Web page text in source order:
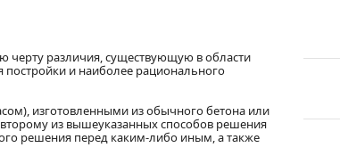
черту различия, существующую в области
и наиболее рационального
изготовленными из обычного бетона или
из вышеуказанных способов решения
решения перед каким-либо иным, а также